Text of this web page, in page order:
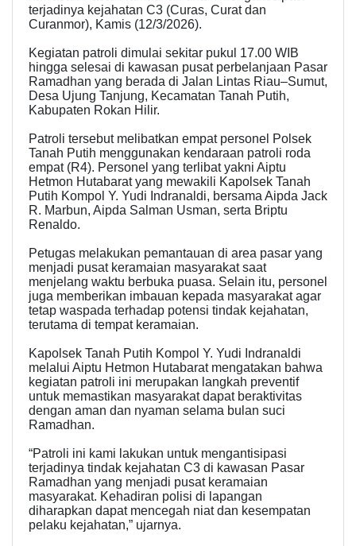
terjadinya kejahatan C3 (Curas, Curat dan
Curanmor), Kamis (12/3/2026).
Kegiatan patroli dimulai sekitar pukul 17.00 WIB
hingga selesai di kawasan pusat perbelanjaan Pasar
Ramadhan yang berada di Jalan Lintas Riau–Sumut,
Desa Ujung Tanjung, Kecamatan Tanah Putih,
Kabupaten Rokan Hilir.
Patroli tersebut melibatkan empat personel Polsek
Tanah Putih menggunakan kendaraan patroli roda
empat (R4). Personel yang terlibat yakni Aiptu
Hetmon Hutabarat yang mewakili Kapolsek Tanah
Putih Kompol Y. Yudi Indranaldi, bersama Aipda Jack
R. Marbun, Aipda Salman Usman, serta Briptu
Renaldo.
Petugas melakukan pemantauan di area pasar yang
menjadi pusat keramaian masyarakat saat
menjelang waktu berbuka puasa. Selain itu, personel
juga memberikan imbauan kepada masyarakat agar
tetap waspada terhadap potensi tindak kejahatan,
terutama di tempat keramaian.
Kapolsek Tanah Putih Kompol Y. Yudi Indranaldi
melalui Aiptu Hetmon Hutabarat mengatakan bahwa
kegiatan patroli ini merupakan langkah preventif
untuk memastikan masyarakat dapat beraktivitas
dengan aman dan nyaman selama bulan suci
Ramadhan.
“Patroli ini kami lakukan untuk mengantisipasi
terjadinya tindak kejahatan C3 di kawasan Pasar
Ramadhan yang menjadi pusat keramaian
masyarakat. Kehadiran polisi di lapangan
diharapkan dapat mencegah niat dan kesempatan
pelaku kejahatan,” ujarnya.